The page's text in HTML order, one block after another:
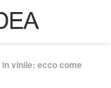
vinile: ecco come